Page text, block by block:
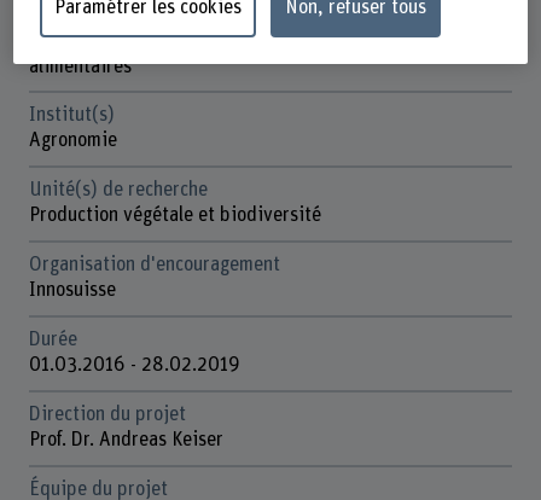
Départements participants
Haute école des sciences agronomiques, forestières et
alimentaires
Institut(s)
Agronomie
Unité(s) de recherche
Production végétale et biodiversité
Organisation d'encouragement
Innosuisse
Durée
01.03.2016 - 28.02.2019
Direction du projet
Prof. Dr. Andreas Keiser
Équipe du projet
Paramétrer les cookies Non, refuser tous